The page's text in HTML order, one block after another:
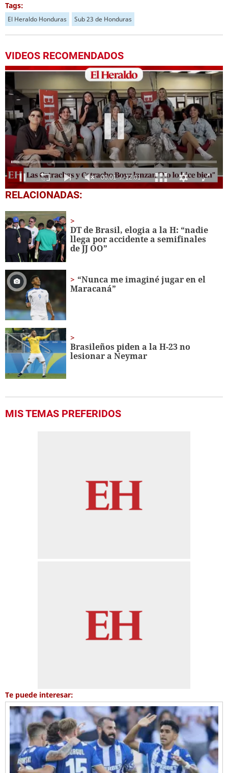
Tags:
El Heraldo Honduras Sub 23 de Honduras
VIDEOS RECOMENDADOS
0
seconds
12
minutes,
1
second
RELACIONADAS:
DT de Brasil, elogia a la H: “nadie
llega por accidente a semifinales
de JJ OO”
“Nunca me imaginé jugar en el
Maracaná”
Brasileños piden a la H-23 no
lesionar a Neymar
MIS TEMAS PREFERIDOS
Te puede interesar: